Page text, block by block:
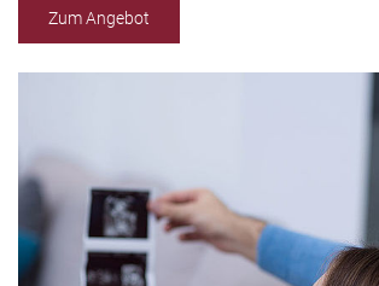
Zum Angebot